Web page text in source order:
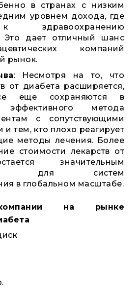
в странах с низким
уровнем дохода, где
здравоохранению
Это дает отличный шанс
компаний
рынок.
: Несмотря на то, что
от диабета расширяется,
еще сохраняются в
эффективного метода
с сопутствующими
и тем, кто плохо реагирует
методы лечения. Более
стоимости лекарств от
значительным
для систем
в глобальном масштабе.
на рынке